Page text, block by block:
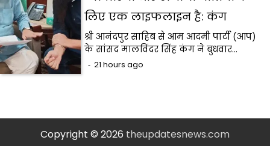
लिए एक लाइफलाइन है: कंग
श्री आनंदपुर साहिब से आम आदमी पार्टी (आप)
के सांसद मालविंदर सिंह कंग ने बुधवार…
21 hours ago
Copyright © 2026 theupdatesnews.com